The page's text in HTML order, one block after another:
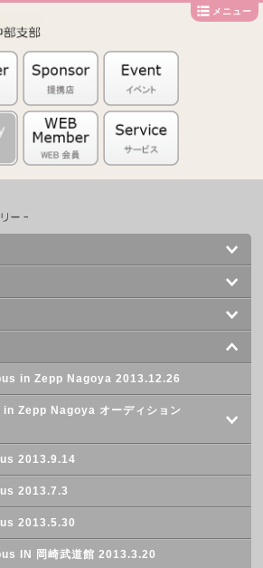
メニュー
in Zepp Nagoya 2013.12.26
Zepp Nagoya オーディション
2013.9.14
2013.7.3
2013.5.30
IN 岡崎武道館 2013.3.20